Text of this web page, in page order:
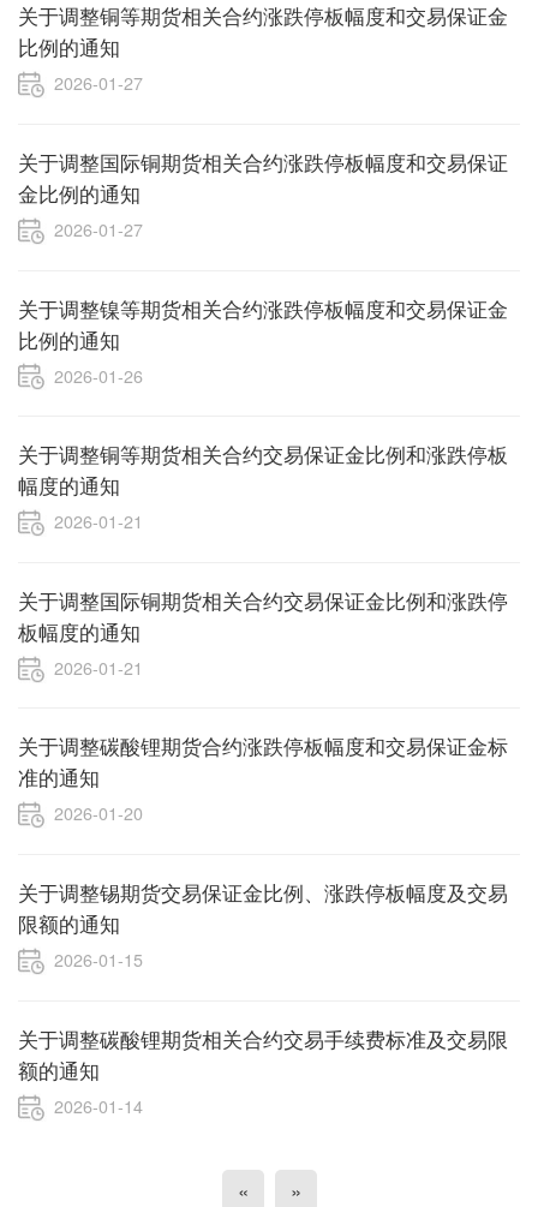
关于调整铜等期货相关合约涨跌停板幅度和交易保证金
比例的通知
2026-01-27
关于调整国际铜期货相关合约涨跌停板幅度和交易保证
金比例的通知
2026-01-27
关于调整镍等期货相关合约涨跌停板幅度和交易保证金
比例的通知
2026-01-26
关于调整铜等期货相关合约交易保证金比例和涨跌停板
幅度的通知
2026-01-21
关于调整国际铜期货相关合约交易保证金比例和涨跌停
板幅度的通知
2026-01-21
关于调整碳酸锂期货合约涨跌停板幅度和交易保证金标
准的通知
2026-01-20
关于调整锡期货交易保证金比例、涨跌停板幅度及交易
限额的通知
2026-01-15
关于调整碳酸锂期货相关合约交易手续费标准及交易限
额的通知
2026-01-14
« »